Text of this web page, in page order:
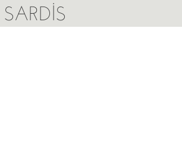
SARDIS